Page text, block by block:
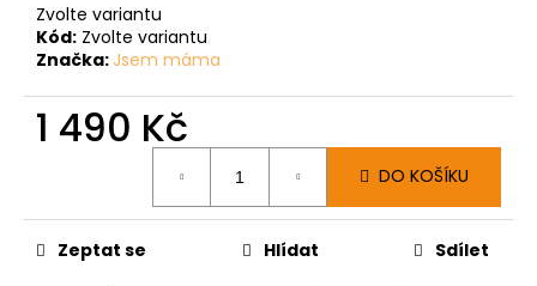
Zvolte variantu
Kód: Zvolte variantu
Značka: Jsem máma
1 490 Kč
DO KOŠÍKU
Zeptat se Hlídat Sdílet